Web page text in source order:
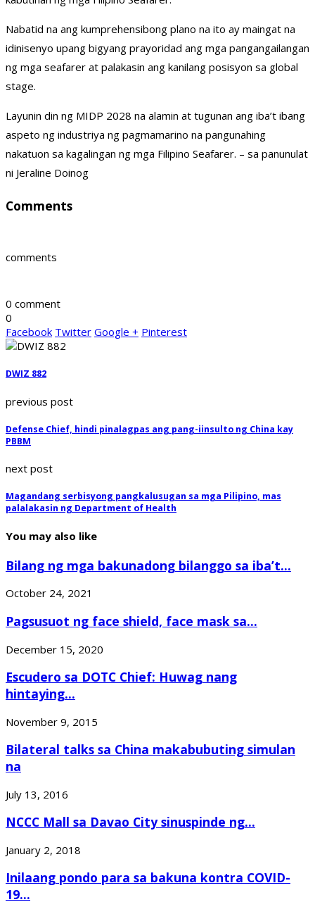
Nabatid na ang kumprehensibong plano na ito ay maingat na
idinisenyo upang bigyang prayoridad ang mga pangangailangan
ng mga seafarer at palakasin ang kanilang posisyon sa global
stage.
Layunin din ng MIDP 2028 na alamin at tugunan ang iba’t ibang
aspeto ng industriya ng pagmamarino na pangunahing
nakatuon sa kagalingan ng mga Filipino Seafarer. – sa panunulat
ni Jeraline Doinog
Comments
comments
0 comment
0
Facebook Twitter Google + Pinterest
DWIZ 882
previous post
Defense Chief, hindi pinalagpas ang pang-iinsulto ng China kay
PBBM
next post
Magandang serbisyong pangkalusugan sa mga Pilipino, mas
palalakasin ng Department of Health
You may also like
Bilang ng mga bakunadong bilanggo sa iba’t...
October 24, 2021
Pagsusuot ng face shield, face mask sa...
December 15, 2020
Escudero sa DOTC Chief: Huwag nang
hintaying...
November 9, 2015
Bilateral talks sa China makabubuting simulan
na
July 13, 2016
NCCC Mall sa Davao City sinuspinde ng...
January 2, 2018
Inilaang pondo para sa bakuna kontra COVID-
19...